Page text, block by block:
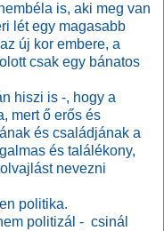
is, aki meg van
lét egy magasabb
új kor embere, a
csak egy bánatos
hiszi is -, hogy a
mert ő erős és
és családjának a
és találékony,
nevezni
politika.
politizál - csinál